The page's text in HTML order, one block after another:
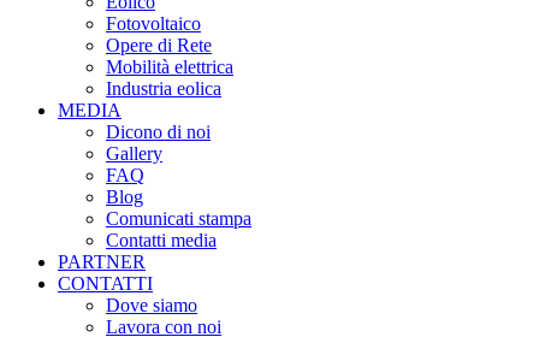
Fotovoltaico
Opere di Rete
Mobilità elettrica
Industria eolica
MEDIA
Dicono di noi
Gallery
FAQ
Blog
Comunicati stampa
Contatti media
PARTNER
CONTATTI
Dove siamo
Lavora con noi